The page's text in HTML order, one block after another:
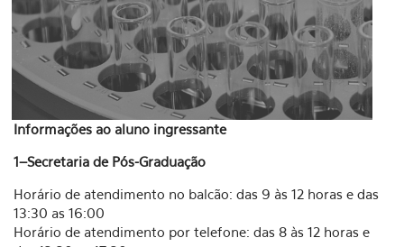
Informações ao aluno ingressante
1–Secretaria de Pós-Graduação
Horário de atendimento no balcão: das 9 às 12 horas e das
13:30 as 16:00
Horário de atendimento por telefone: das 8 às 12 horas e